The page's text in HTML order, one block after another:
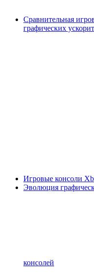
Сравнительная
графических
Игровые консоли
Эволюция
консолей